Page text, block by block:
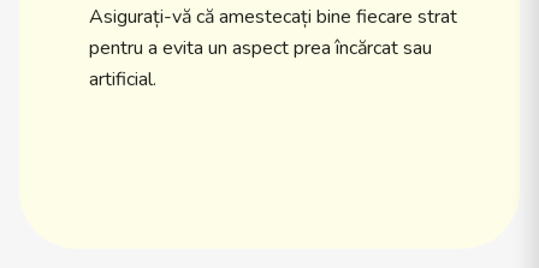
Asigurați-vă că amestecați bine fiecare strat
pentru a evita un aspect prea încărcat sau
artificial.